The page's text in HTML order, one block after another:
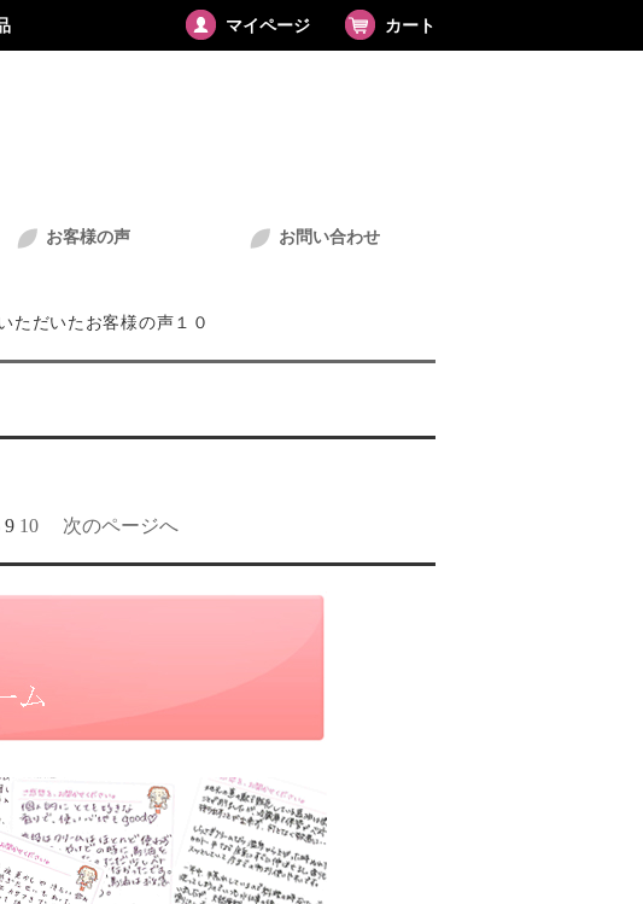
マイページ カート
お客様の声 お問い合わせ
ただいたお客様の声１０
9 10 次のページへ